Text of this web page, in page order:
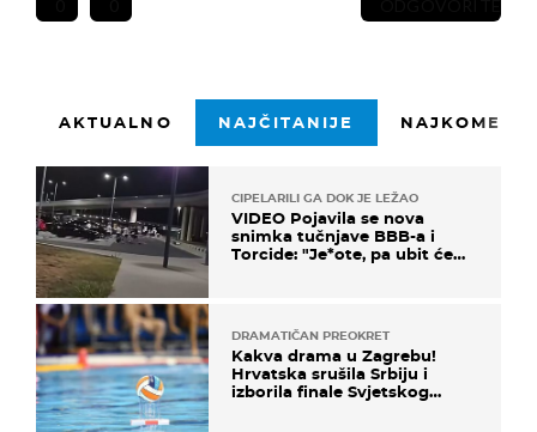
AKTUALNO NAJČITANIJE
CIPELARILI GA DOK JE LEŽAO
VIDEO Pojavila se nova
snimka tučnjave BBB-a i
Torcide: "Je*ote, pa ubit će
DRAMATIČAN PREOKRET
Kakva drama u Zagrebu!
Hrvatska srušila Srbiju i
izborila finale Svjetskog